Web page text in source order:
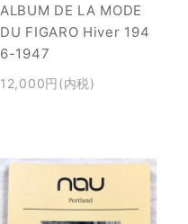
ALBUM DE LA MODE
DU FIGARO Hiver 194
6-1947
12,000円(内税)